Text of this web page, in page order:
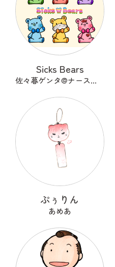
Sicks Bears
佐々暮ゲンタ@ナース兼描き
ぷぅりん
あめあ